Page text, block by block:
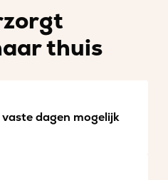
thuis
dagen mogelijk